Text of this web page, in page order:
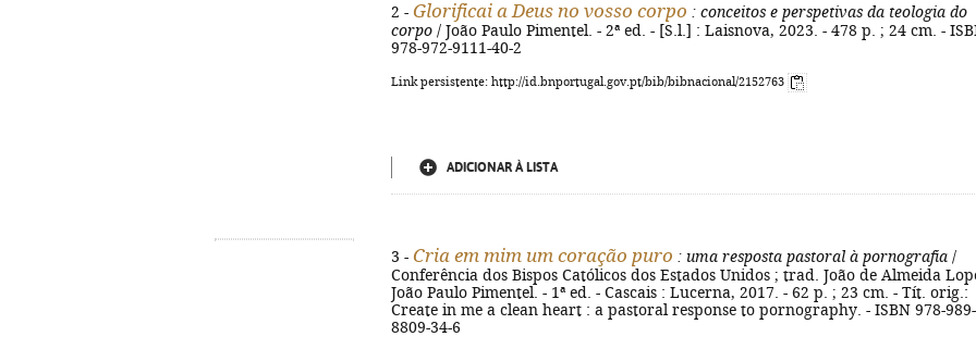
2 - Glorificai a Deus no vosso corpo : conceitos e perspetivas da teologia do
corpo / João Paulo Pimentel. - 2ª ed. - [S.l.] : Laisnova, 2023. - 478 p. ; 24 cm. -
978-972-9111-40-2
Link persistente: http://id.bnportugal.gov.pt/bib/bibnacional/2152763
ADICIONAR À LISTA
3 - Cria em mim um coração puro : uma resposta pastoral à pornografia /
Conferência dos Bispos Católicos dos Estados Unidos ; trad. João de Almeida
João Paulo Pimentel. - 1ª ed. - Cascais : Lucerna, 2017. - 62 p. ; 23 cm. - Tít. orig.:
Create in me a clean heart : a pastoral response to pornography. - ISBN 978-989-
8809-34-6